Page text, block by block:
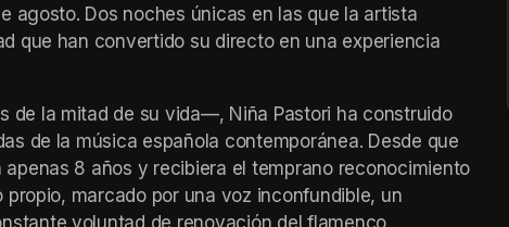
agosto. Dos noches únicas en las que la artista
que han convertido su directo en una experiencia
de la mitad de su vida—, Niña Pastori ha construido
de la música española contemporánea. Desde que
8 años y recibiera el temprano reconocimiento
marcado por una voz inconfundible, un